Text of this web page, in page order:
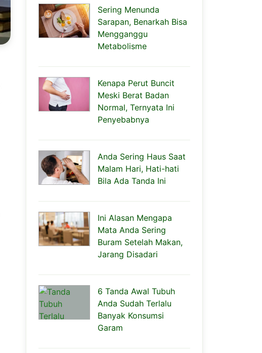
Sering Menunda
Sarapan, Benarkah Bisa
Mengganggu
Metabolisme
Kenapa Perut Buncit
Meski Berat Badan
Normal, Ternyata Ini
Penyebabnya
Anda Sering Haus Saat
Malam Hari, Hati-hati
Bila Ada Tanda Ini
Ini Alasan Mengapa
Mata Anda Sering
Buram Setelah Makan,
Jarang Disadari
6 Tanda Awal Tubuh
Anda Sudah Terlalu
Banyak Konsumsi
Garam